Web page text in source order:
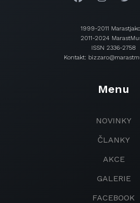
1999-2011
2011-2024
ISSN 2336-2758
Kontakt:
Menu
NOVINKY
ČLANKY
AKCE
GALERIE
FACEBOOK